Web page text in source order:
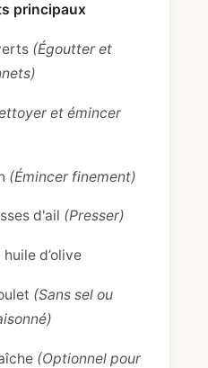
principaux
(Égoutter et
et émincer
(Émincer finement)
d'ail (Presser)
huile d’olive
(Sans sel ou
(Optionnel pour